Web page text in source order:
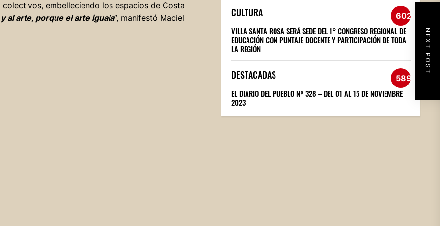
embelleciendo los espacios de Costa
al arte, porque el arte iguala”, manifestó Maciel
NEXT POST
CULTURA 602
VILLA SANTA ROSA SERÁ SEDE DEL 1° CONGRESO REGIONAL DE
EDUCACIÓN CON PUNTAJE DOCENTE Y PARTICIPACIÓN DE TODA
LA REGIÓN
DESTACADAS 589
EL DIARIO DEL PUEBLO Nº 328 – DEL 01 AL 15 DE NOVIEMBRE
2023